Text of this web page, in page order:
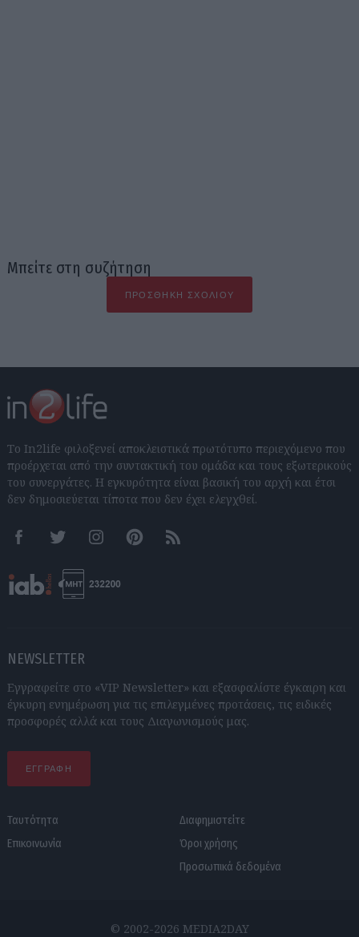
Μπείτε στη συζήτηση
ΠΡΟΣΘΉΚΗ ΣΧΟΛΊΟΥ
Το In2life φιλοξενεί αποκλειστικά πρωτότυπο περιεχόμενο που
προέρχεται από την συντακτική του ομάδα και τους εξωτερικούς
του συνεργάτες. Η εγκυρότητα είναι βασική του αρχή και έτσι
δεν δημοσιεύεται τίποτα που δεν έχει ελεγχθεί.
FacebookTwitter InstagramPinterestRSS feeds
NEWSLETTER
Εγγραφείτε στο «VIP Newsletter» και εξασφαλίστε έγκαιρη και
έγκυρη ενημέρωση για τις επιλεγμένες προτάσεις, τις ειδικές
προσφορές αλλά και τους Διαγωνισμούς μας.
ΕΓΓΡΑΦΗ
Ταυτότητα
Επικοινωνία
Διαφημιστείτε
Όροι χρήσης
Προσωπικά δεδομένα
© 2002-2026 MEDIA2DAY